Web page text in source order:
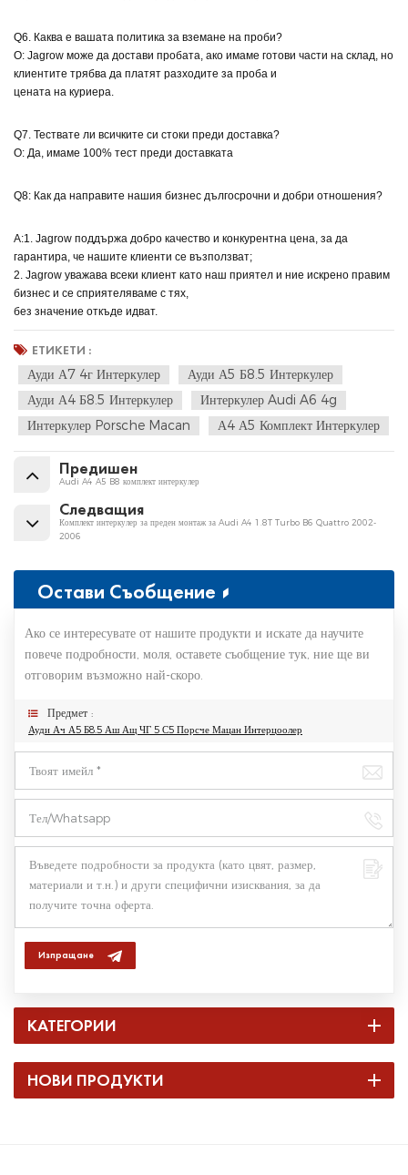
Q6. Каква е вашата политика за вземане на проби?
О: Jagrow може да достави пробата, ако имаме готови части на склад, но
клиентите трябва да платят разходите за проба и
цената на куриера.
Q7. Тествате ли всичките си стоки преди доставка?
О: Да, имаме 100% тест преди доставката
Q8: Как да направите нашия бизнес дългосрочни и добри отношения?
A:1. Jagrow поддържа добро качество и конкурентна цена, за да
гарантира, че нашите клиенти се възползват;
2. Jagrow уважава всеки клиент като наш приятел и ние искрено правим
бизнес и се сприятеляваме с тях,
без значение откъде идват.
ЕТИКЕТИ :
Ауди А7 4г Интеркулер
Ауди А5 Б8.5 Интеркулер
Ауди А4 Б8.5 Интеркулер
Интеркулер Audi A6 4g
Интеркулер Porsche Macan
А4 А5 Комплект Интеркулер
Предишен
Audi A4 A5 B8 комплект интеркулер
Следващия
Комплект интеркулер за преден монтаж за Audi A4 1.8T Turbo B6 Quattro 2002-
2006
Остави Съобщение
Ако се интересувате от нашите продукти и искате да научите
повече подробности, моля, оставете съобщение тук, ние ще ви
отговорим възможно най-скоро.
Предмет :
Ауди Ач А5 Б8.5 Аш Ащ ЧГ 5 С5 Порсче Мацан Интерцоолер
Изпращане
КАТЕГОРИИ
НОВИ ПРОДУКТИ